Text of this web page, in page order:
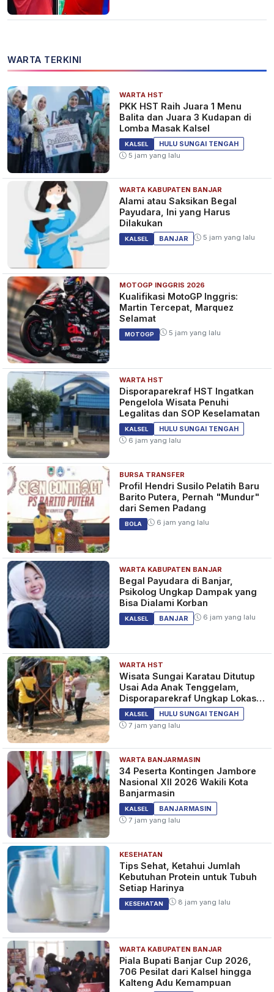
WARTA TERKINI
WARTA HST
PKK HST Raih Juara 1 Menu
Balita dan Juara 3 Kudapan di
Lomba Masak Kalsel
KALSEL
HULU SUNGAI TENGAH
5 jam yang lalu
WARTA KABUPATEN BANJAR
Alami atau Saksikan Begal
Payudara, Ini yang Harus
Dilakukan
KALSEL BANJAR 5 jam yang lalu
MOTOGP INGGRIS 2026
Kualifikasi MotoGP Inggris:
Martin Tercepat, Marquez
Selamat
MOTOGP 5 jam yang lalu
WARTA HST
Disporaparekraf HST Ingatkan
Pengelola Wisata Penuhi
Legalitas dan SOP Keselamatan
KALSEL
HULU SUNGAI TENGAH
6 jam yang lalu
BURSA TRANSFER
Profil Hendri Susilo Pelatih Baru
Barito Putera, Pernah "Mundur"
dari Semen Padang
BOLA 6 jam yang lalu
WARTA KABUPATEN BANJAR
Begal Payudara di Banjar,
Psikolog Ungkap Dampak yang
Bisa Dialami Korban
KALSEL BANJAR 6 jam yang lalu
WARTA HST
Wisata Sungai Karatau Ditutup
Usai Ada Anak Tenggelam,
Disporaparekraf Ungkap Lokasi
Belum Berizin
KALSEL
HULU SUNGAI TENGAH
7 jam yang lalu
WARTA BANJARMASIN
34 Peserta Kontingen Jambore
Nasional XII 2026 Wakili Kota
Banjarmasin
KALSEL
BANJARMASIN
7 jam yang lalu
KESEHATAN
Tips Sehat, Ketahui Jumlah
Kebutuhan Protein untuk Tubuh
Setiap Harinya
KESEHATAN 8 jam yang lalu
WARTA KABUPATEN BANJAR
Piala Bupati Banjar Cup 2026,
706 Pesilat dari Kalsel hingga
Kalteng Adu Kemampuan